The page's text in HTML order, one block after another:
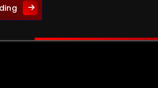
Geopolitik Minyak: Lonjakan Harga